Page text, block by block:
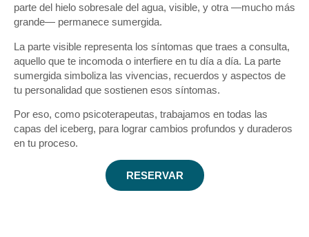
parte del hielo sobresale del agua, visible, y otra —mucho más
grande— permanece sumergida.
La parte visible representa los síntomas que traes a consulta,
aquello que te incomoda o interfiere en tu día a día. La parte
sumergida simboliza las vivencias, recuerdos y aspectos de
tu personalidad que sostienen esos síntomas.
Por eso, como psicoterapeutas, trabajamos en todas las
capas del iceberg, para lograr cambios profundos y duraderos
en tu proceso.
RESERVAR